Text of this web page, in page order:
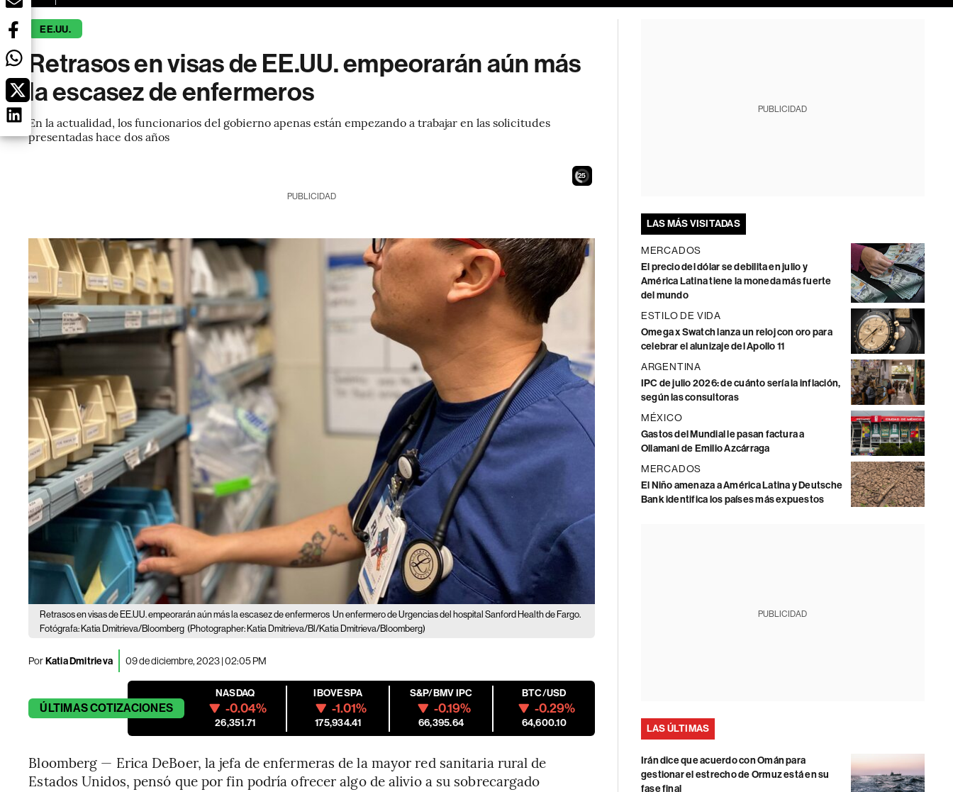
EE.UU.
Retrasos en visas de EE.UU. empeorarán aún más
la escasez de enfermeros
En la actualidad, los funcionarios del gobierno apenas están empezando a trabajar en las solicitudes
presentadas hace dos años
24
PUBLICIDAD
Retrasos en visas de EE.UU. empeorarán aún más la escasez de enfermeros Un enfermero de Urgencias del hospital Sanford Health de Fargo.
Fotógrafa: Katia Dmitrieva/Bloomberg (Photographer: Katia Dmitrieva/Bl/Katia Dmitrieva/Bloomberg)
PorKatia Dmitrieva 09 de diciembre, 2023 | 02:05 PM
ÚLTIMASCOTIZACIONES
NASDAQ
-0.04%
26,351.71
IBOVESPA
-1.01%
175,934.41
S&P/BMV IPC
-0.19%
66,395.64
BTC/USD
-0.29%
64,600.10
Bloomberg — Erica DeBoer, la jefa de enfermeras de la mayor red sanitaria rural de
Estados Unidos, pensó que por fin podría ofrecer algo de alivio a su sobrecargado
PUBLICIDAD
LAS MÁS VISITADAS
MERCADOS
El precio del dólar se debilita en julio y
América Latina tiene la moneda más fuerte
del mundo
ESTILO DE VIDA
Omega x Swatch lanza un reloj con oro para
celebrar el alunizaje del Apollo 11
ARGENTINA
IPC de julio 2026: de cuánto sería la inflación,
según las consultoras
MÉXICO
Gastos del Mundial le pasan factura a
Ollamani de Emilio Azcárraga
MERCADOS
El Niño amenaza a América Latina y Deutsche
Bank identifica los países más expuestos
PUBLICIDAD
LAS ÚLTIMAS
Irán dice que acuerdo con Omán para
gestionar el estrecho de Ormuz está en su
fase final